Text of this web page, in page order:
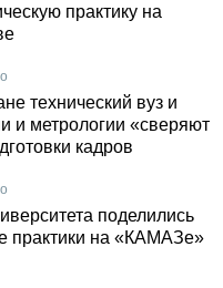
практику на
технический вуз и
и метрологии «сверяют
кадров
поделились
практики на «КАМАЗе»